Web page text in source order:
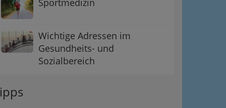
Wichtige Adressen im
Gesundheits- und
Sozialbereich